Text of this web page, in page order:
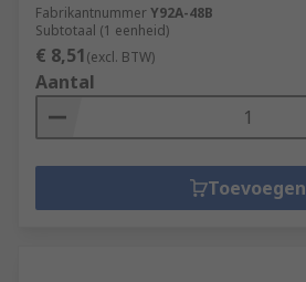
FabrikantnummerY92A-48B
Subtotaal (1 eenheid)
€ 8,51(excl. BTW)
Aantal
Toevoegen